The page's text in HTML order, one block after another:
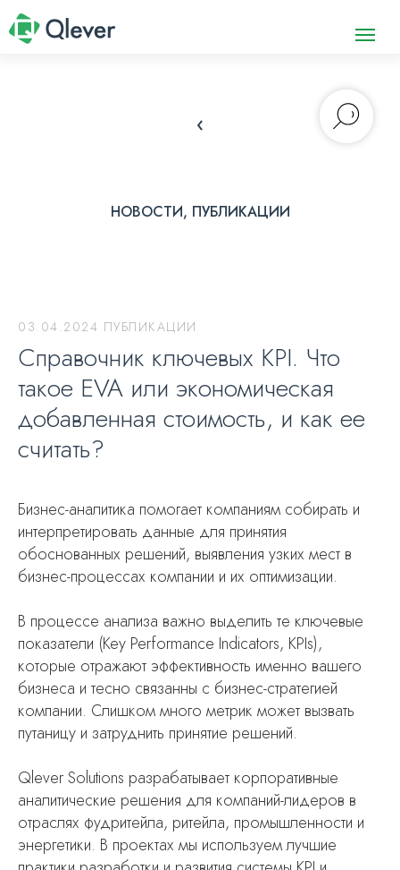
‹
НОВОСТИ, ПУБЛИКАЦИИ
03.04.2024 ПУБЛИКАЦИИ
Справочник ключевых KPI. Что
такое EVA или экономическая
добавленная стоимость, и как ее
считать?
Бизнес-аналитика помогает компаниям собирать и
интерпретировать данные для принятия
обоснованных решений, выявления узких мест в
бизнес-процессах компании и их оптимизации.
В процессе анализа важно выделить те ключевые
показатели (Key Performance Indicators, KPIs),
которые отражают эффективность именно вашего
бизнеса и тесно связанны с бизнес-стратегией
компании. Слишком много метрик может вызвать
путаницу и затруднить принятие решений.
Qlever Solutions разрабатывает корпоративные
аналитические решения для компаний-лидеров в
отраслях фудритейла, ритейла, промышленности и
энергетики. В проектах мы используем лучшие